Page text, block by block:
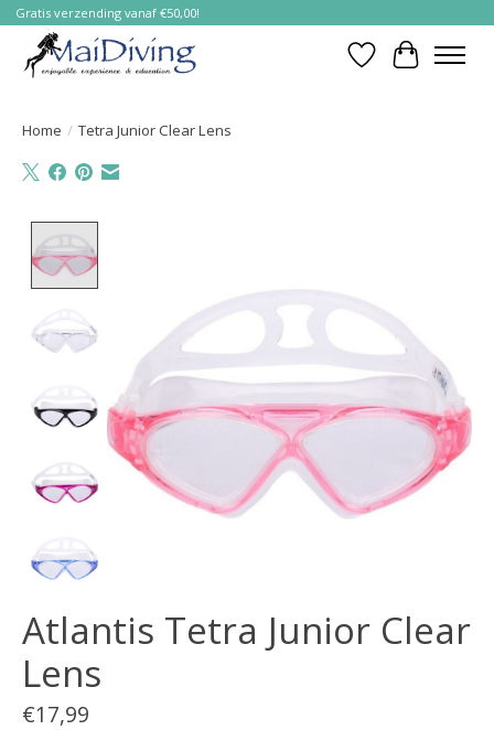
Gratis verzending vanaf €50,00!
Verlanglijst
Home / Tetra Junior Clear Lens
Atlantis Tetra Junior Clear
Lens
€17,99